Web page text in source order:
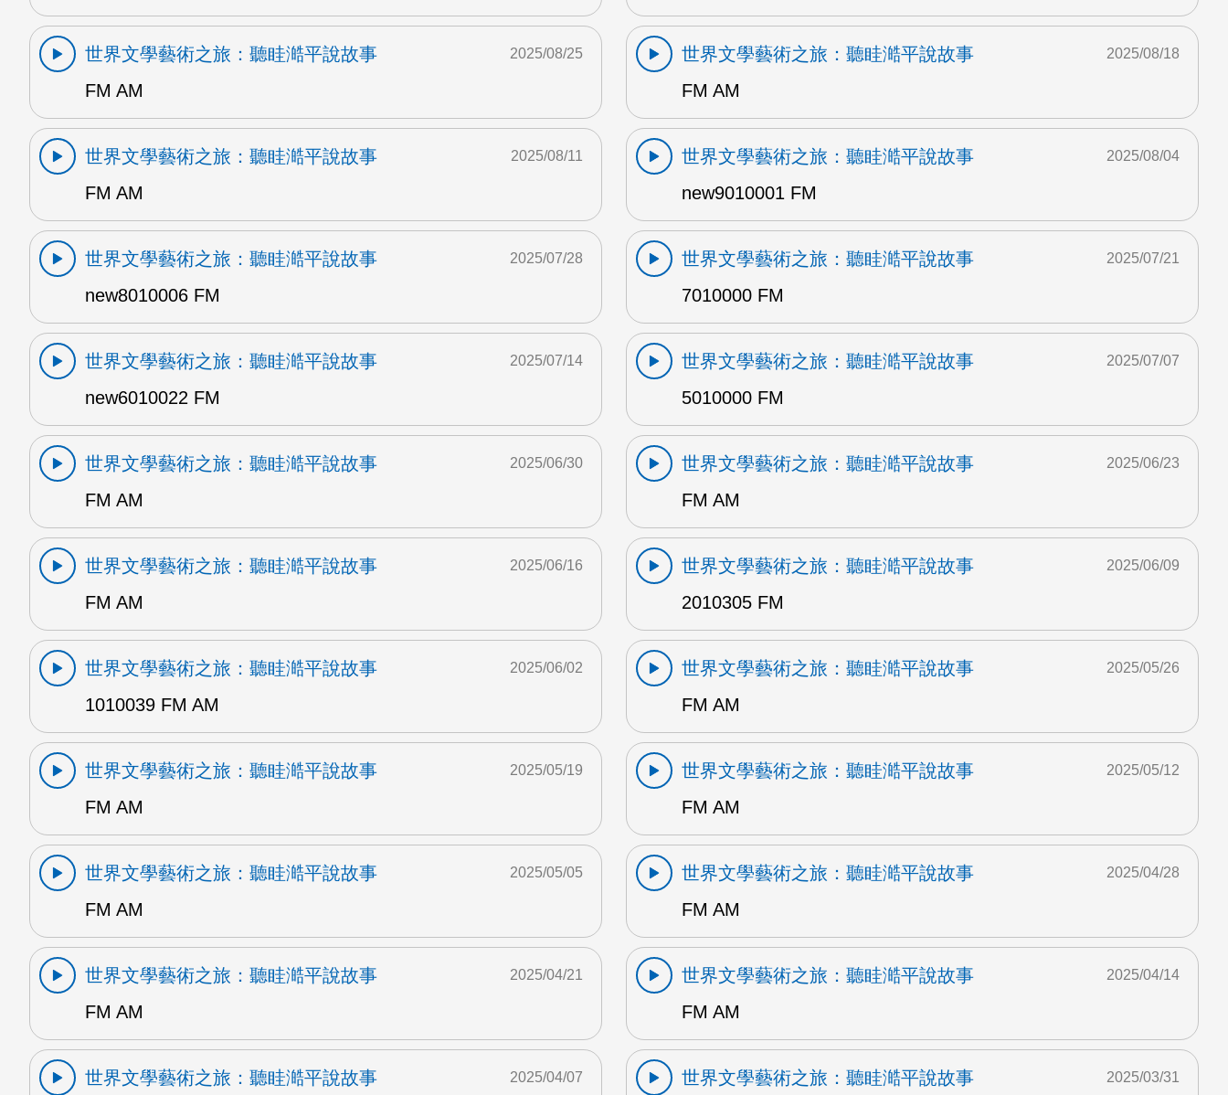
世界文學藝術之旅：聽眭澔平說故事
FM AM
2025/08/25
世界文學藝術之旅：聽眭澔平說故事
FM AM
2025/08/18
世界文學藝術之旅：聽眭澔平說故事
FM AM
2025/08/11
世界文學藝術之旅：聽眭澔平說故事
new9010001 FM
2025/08/04
世界文學藝術之旅：聽眭澔平說故事
new8010006 FM
2025/07/28
世界文學藝術之旅：聽眭澔平說故事
7010000 FM
2025/07/21
世界文學藝術之旅：聽眭澔平說故事
new6010022 FM
2025/07/14
世界文學藝術之旅：聽眭澔平說故事
5010000 FM
2025/07/07
世界文學藝術之旅：聽眭澔平說故事
FM AM
2025/06/30
世界文學藝術之旅：聽眭澔平說故事
FM AM
2025/06/23
世界文學藝術之旅：聽眭澔平說故事
FM AM
2025/06/16
世界文學藝術之旅：聽眭澔平說故事
2010305 FM
2025/06/09
世界文學藝術之旅：聽眭澔平說故事
1010039 FM AM
2025/06/02
世界文學藝術之旅：聽眭澔平說故事
FM AM
2025/05/26
世界文學藝術之旅：聽眭澔平說故事
FM AM
2025/05/19
世界文學藝術之旅：聽眭澔平說故事
FM AM
2025/05/12
世界文學藝術之旅：聽眭澔平說故事
FM AM
2025/05/05
世界文學藝術之旅：聽眭澔平說故事
FM AM
2025/04/28
世界文學藝術之旅：聽眭澔平說故事
FM AM
2025/04/21
世界文學藝術之旅：聽眭澔平說故事
FM AM
2025/04/14
世界文學藝術之旅：聽眭澔平說故事 2025/04/07 世界文學藝術之旅：聽眭澔平說故事 2025/03/31